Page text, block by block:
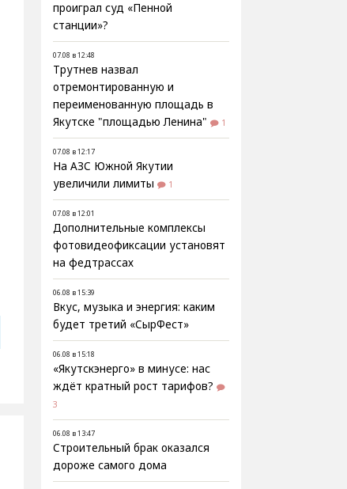
проиграл суд «Пенной
станции»?
07.08 в 12:48
Трутнев назвал
отремонтированную и
переименованную площадь в
Якутске "площадью Ленина"
1
07.08 в 12:17
На АЗС Южной Якутии
увеличили лимиты
1
07.08 в 12:01
Дополнительные комплексы
фотовидеофиксации установят
на федтрассах
06.08 в 15:39
Вкус, музыка и энергия: каким
будет третий «СырФест»
06.08 в 15:18
«Якутскэнерго» в минусе: нас
ждёт кратный рост тарифов?
3
06.08 в 13:47
Строительный брак оказался
дороже самого дома